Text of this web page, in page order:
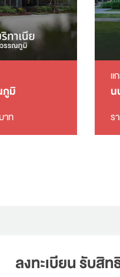
ภูมิ
าท
แ
น
ร
ลงทะเบียน รับสิ